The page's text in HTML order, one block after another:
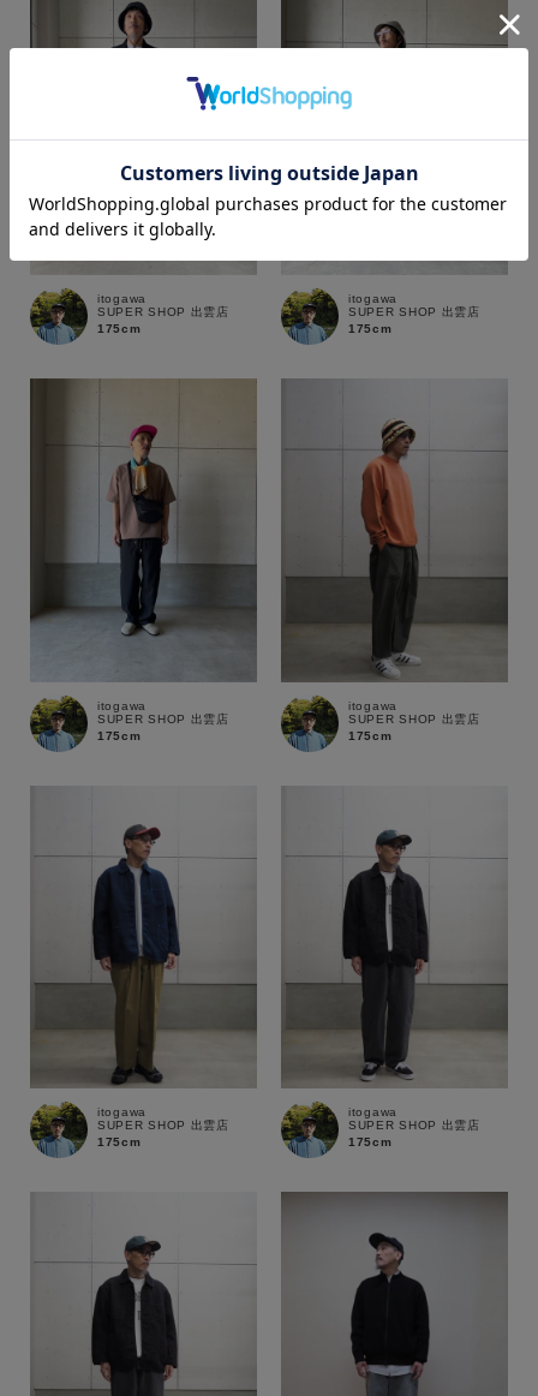
価格
通常商品 予約商品
セール価格 WEB限定
在庫あり 在庫なし含む
itogawa
SUPER SHOP 出雲店
175cm
itogawa
SUPER SHOP 出雲店
175cm
itogawa
SUPER SHOP 出雲店
175cm
itogawa
SUPER SHOP 出雲店
175cm
itogawa
SUPER SHOP 出雲店
175cm
itogawa
SUPER SHOP 出雲店
175cm